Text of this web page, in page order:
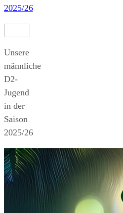
2025/26
Unsere
männliche
D2-
Jugend
in der
Saison
2025/26